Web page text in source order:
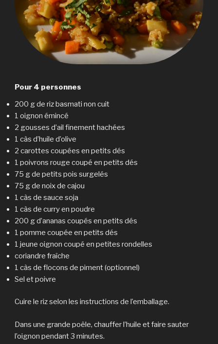
Pour 4 personnes
200 g de riz basmati non cuit
1 oignon émincé
2 gousses d’ail finement hachées
1 càs d’huile d’olive
2 carottes coupées en petits dés
1 poivrons rouge coupé en petits dés
75 g de petits pois surgelés
75 g de noix de cajou
1 càs de sauce soja
1 càs de curry en poudre
200 g d’ananas coupés en petits dés
1 pomme coupée en petits dés
1 jeune oignon coupé en petites rondelles
coriandre fraîche
1 càs de flocons de piment (optionnel)
Sel et poivre
Cuire le riz selon les instructions de l’emballage.
Dans une grande poêle, chauffer l’huile et faire sauter
l’oignon pendant 3 minutes.